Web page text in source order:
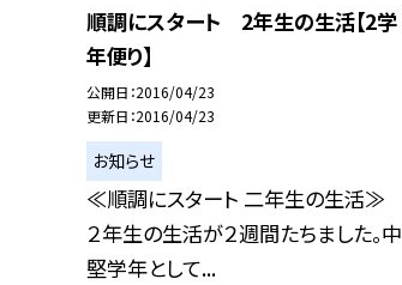
順調にスタート 2年生の生活【2学
年便り】
公開日 2016/04/23
更新日 2016/04/23
お知らせ
≪順調にスタート 二年生の生活≫
２年生の生活が２週間たちました。中
堅学年として...